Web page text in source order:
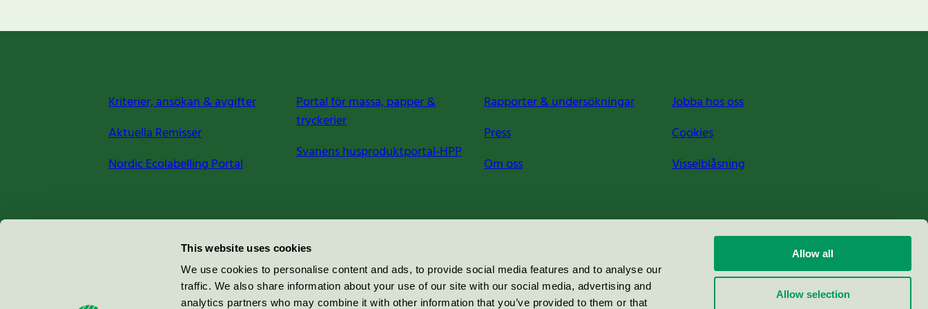
This website uses cookies
We use cookies to personalise content and ads, to provide social media features and to analyse our
traffic. We also share information about your use of our site with our social media, advertising and
analytics partners who may combine it with other information that you’ve provided to them or that
Allow all
Allow selection
Kriterier, ansökan & avgifter
Aktuella Remisser
Nordic Ecolabelling Portal
Portal för massa, papper &
tryckerier
Svanens husproduktportal-HPP
Rapporter & undersökningar
Press
Om oss
Jobba hos oss
Cookies
Visselblåsning
Miljömärkning Sverige AB
100 64